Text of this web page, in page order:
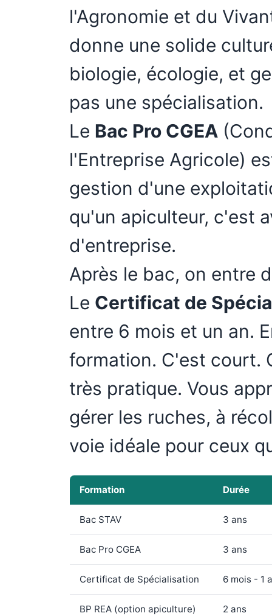
l'Agronomie et du
donne une solide
biologie, écologie, et
pas une spécialisation.
Le Bac Pro CGEA
l'Entreprise Agricole)
gestion d'une
qu'un apiculteur, c'est
d'entreprise.
Après le bac, on entre
Le Certificat de
entre 6 mois et un an.
formation. C'est court.
très pratique. Vous
gérer les ruches, à
voie idéale pour ceux
Formation Durée
Bac STAV 3 ans
Bac Pro CGEA 3 ans
Certificat de Spécialisation 6 mois - 1
BP REA (option apiculture) 2 ans